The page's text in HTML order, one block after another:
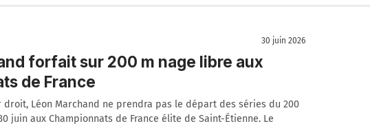
30 juin 2026
forfait sur 200 m nage libre aux
de France
droit, Léon Marchand ne prendra pas le départ des séries du 200
juin aux Championnats de France élite de Saint-Étienne. Le